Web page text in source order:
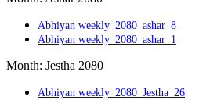
Abhiyan weekly_2080_ashar_8
Abhiyan weekly_2080_ashar_1
Month: Jestha 2080
Abhiyan weekly_2080_Jestha_26